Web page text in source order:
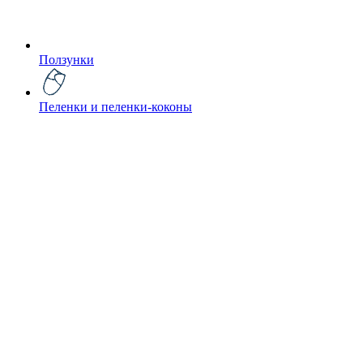
Ползунки
Пеленки и пеленки-коконы